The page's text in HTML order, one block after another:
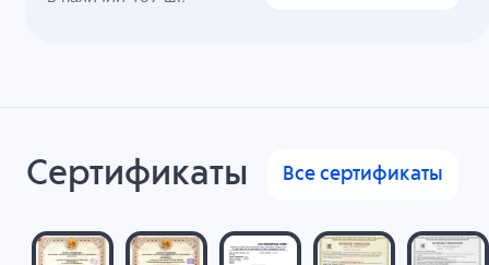
Сертификаты Все сертификаты